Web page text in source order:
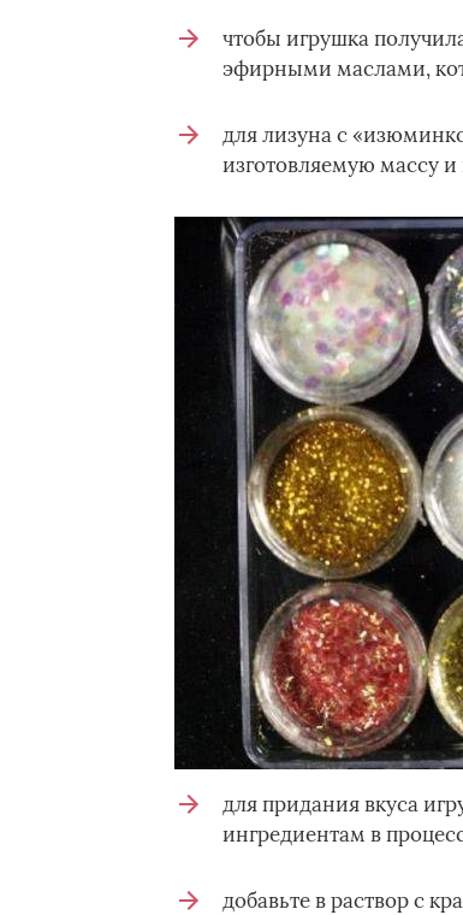
чтобы игрушка
эфирными маслами,
для лизуна с
изготовляемую массу и
для придания вкуса
ингредиентам в
добавьте в раствор с